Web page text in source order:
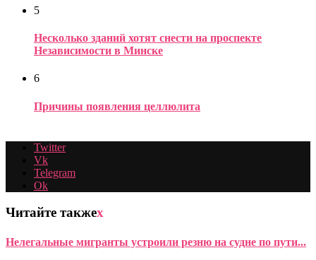
5
Несколько зданий хотят снести на проспекте
Независимости в Минске
6
Причины появления целлюлита
Twitter
Vk
Telegram
Ok
Читайте такжеx
Нелегальные мигранты устроили резню на судне по пути...